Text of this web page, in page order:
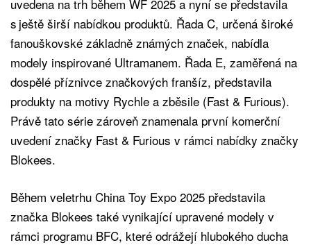
uvedena na trh během WF 2025 a nyní se představila
s ještě širší nabídkou produktů. Řada C, určená široké
fanouškovské základně známých značek, nabídla
modely inspirované Ultramanem. Řada E, zaměřená na
dospělé příznivce značkových franšíz, představila
produkty na motivy Rychle a zběsile (Fast & Furious).
Právě tato série zároveň znamenala první komerční
uvedení značky Fast & Furious v rámci nabídky značky
Blokees.
Během veletrhu China Toy Expo 2025 představila
značka Blokees také vynikající upravené modely v
rámci programu BFC, které odrážejí hlubokého ducha